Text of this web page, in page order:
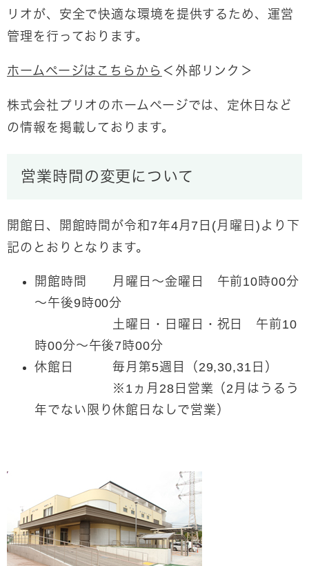
リオが、安全で快適な環境を提供するため、運営
管理を行っております。
ホームページはこちらから ＜外部リンク＞
株式会社プリオのホームページでは、定休日など
の情報を掲載しております。
営業時間の変更について
開館日、開館時間が令和7年4月7日(月曜日)より下
記のとおりとなります。
開館時間 月曜日～金曜日 午前10時00分
～午後9時00分
土曜日・日曜日・祝日 午前10
時00分～午後7時00分
休館日 毎月第5週目（29,30,31日）
※1ヵ月28日営業（2月はうるう
年でない限り休館日なしで営業）